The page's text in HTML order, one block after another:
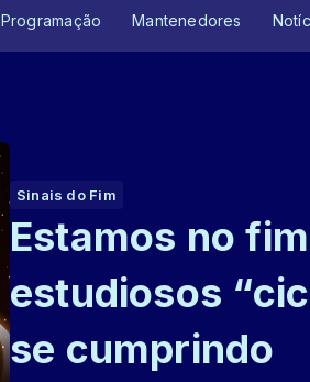
Programação Mantenedores
Sinais do Fim
Estamos no
estudiosos
se cumprindo